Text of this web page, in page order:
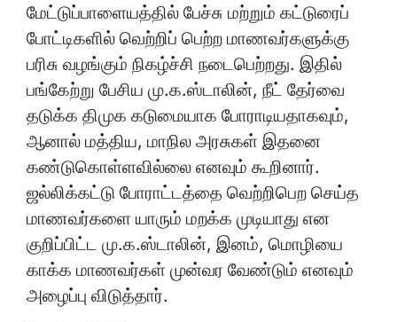
மேட்டுப்பாளையத்தில் பேச்சு மற்றும் கட்டுரைப்
போட்டிகளில் வெற்றிப் பெற்ற மாணவர்களுக்கு
பரிசு வழங்கும் நிகழ்ச்சி நடைபெற்றது. இதில்
பங்கேற்று பேசிய மு.க.ஸ்டாலின், நீட் தேர்வை
தடுக்க திமுக கடுமையாக போராடியதாகவும்,
ஆனால் மத்திய, மாநில அரசுகள் இதனை
கண்டுகொள்ளவில்லை எனவும் கூறினார்.
ஜல்லிக்கட்டு போராட்டத்தை வெற்றிபெற செய்த
மாணவர்களை யாரும் மறக்க முடியாது என
குறிப்பிட்ட மு.க.ஸ்டாலின், இனம், மொழியை
காக்க மாணவர்கள் முன்வர வேண்டும் எனவும்
அழைப்பு விடுத்தார்.